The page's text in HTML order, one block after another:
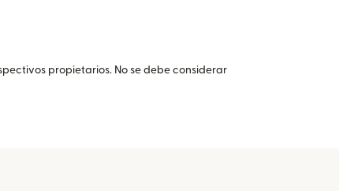
propietarios. No se debe considerar